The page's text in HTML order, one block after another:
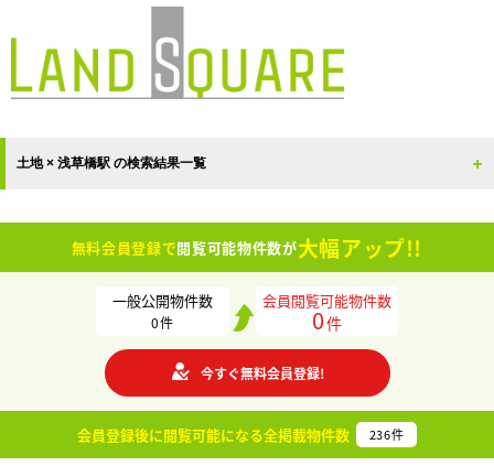
土地 × 浅草橋駅 の検索結果一覧
無料会員登録で閲覧可能物件数が大幅アップ!!
一般公開物件数
0件
会員閲覧可能物件数
0件
今すぐ無料会員登録!
会員登録後に閲覧可能になる全掲載物件数 236件